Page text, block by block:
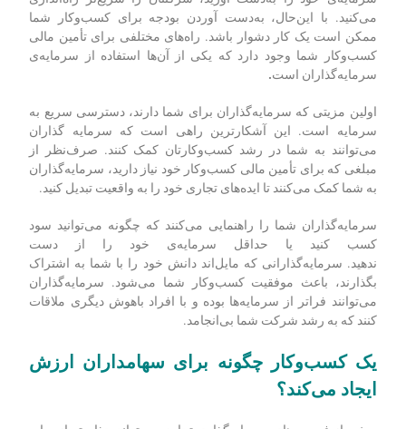
جذب افراد سرمایه‌گذار
کسب‌وکار خود را با سرمایه رشد دهید
سرمایه نقشی حیاتی در هر بازاری ایفا می‌کند؛ هرچه سریع‌تر
سرمایه‌ی خود را به‌دست آورید، شرکتتان را سریع‌تر راه‌اندازی
می‌کنید. با این‌حال، به‌دست آوردن بودجه برای کسب‌وکار شما
ممکن است یک کار دشوار باشد. راه‌های مختلفی برای تأمین مالی
کسب‌و‌کار شما وجود دارد که یکی از آن‌ها استفاده از سرمایه‌ی
اولین مزیتی که سرمایهگذاران برای شما دارند، دسترسی سریع به
سرمایه است. این آشکارترین راهی است که سرمایه گذاران
می‌توانند به شما در رشد کسب‌وکارتان کمک کنند.صرف‌نظر از
مبلغی که برای تأمین مالی کسب‌وکار خود نیاز دارید، سرمایه‌گذاران
به شما کمک می‌کنند تا ایده‌های تجاری خود را به واقعیت تبدیل کنید.
سرمایه‌گذاران شما را راهنمایی می‌کنند که چگونه می‌توانید سود
کسب کنید یا حداقل سرمایه‌‌ی خود را از دست
ندهید.سرمایه‌گذارانی که مایل‌اند دانش خود را با شما به اشتراک